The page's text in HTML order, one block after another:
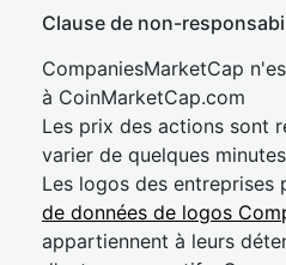
Clause de non-
CompaniesMarketCap
à CoinMarketCap.com
Les prix des actions sont
varier de quelques
Les logos des entreprises
de données de logos
appartiennent à leurs